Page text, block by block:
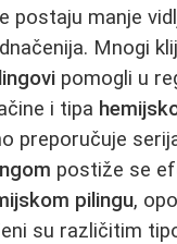
postaju manje
Mnogi
pomogli u
i tipa
preporučuje
postiže se
pilingu,
su različitim